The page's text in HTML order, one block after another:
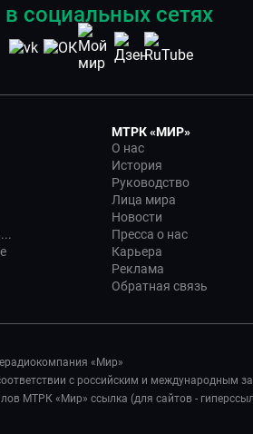
в социальных сетях
МТРК «МИР»
О нас
История
Руководство
Лица мира
Новости
Пресса о нас
Карьера
Реклама
Обратная связь
«Мир»
с российским и международным
МТРК «Мир» ссылка (для сайтов -